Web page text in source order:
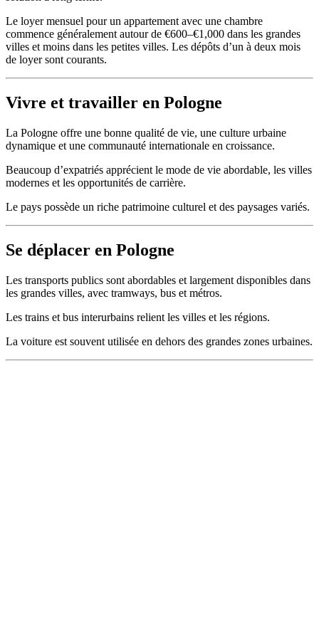
Le loyer mensuel pour un appartement avec une chambre
commence généralement autour de €600–€1,000 dans les grandes
villes et moins dans les petites villes. Les dépôts d’un à deux mois
de loyer sont courants.
Vivre et travailler en Pologne
La Pologne offre une bonne qualité de vie, une culture urbaine
dynamique et une communauté internationale en croissance.
Beaucoup d’expatriés apprécient le mode de vie abordable, les villes
modernes et les opportunités de carrière.
Le pays possède un riche patrimoine culturel et des paysages variés.
Se déplacer en Pologne
Les transports publics sont abordables et largement disponibles dans
les grandes villes, avec tramways, bus et métros.
Les trains et bus interurbains relient les villes et les régions.
La voiture est souvent utilisée en dehors des grandes zones urbaines.